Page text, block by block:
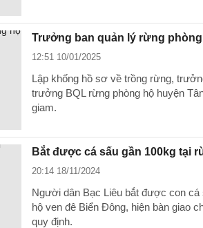
Trưởng ban quản lý rừng
12:51 10/01/2025
Lập khống hồ sơ về trồng rừng,
trưởng BQL rừng phòng hộ huyện
giam.
Bắt được cá sấu gần 100kg tại
20:14 18/11/2024
Người dân Bạc Liêu bắt được con cá
hộ ven đê Biển Đông, hiện bàn giao
quy định.